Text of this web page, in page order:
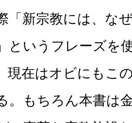
「新宗教には、な
というフレーズを
現在はオビにもこ
。もちろん本書は